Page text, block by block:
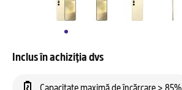
Inclus în achiziția dvs
Capacitate maximă de încărcare > 85%